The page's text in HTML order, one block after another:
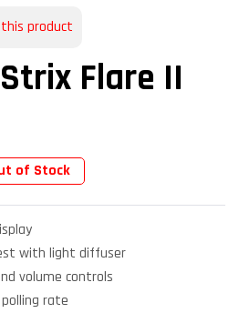
product
Strix Flare II
of Stock
with light diffuser
volume controls
rate